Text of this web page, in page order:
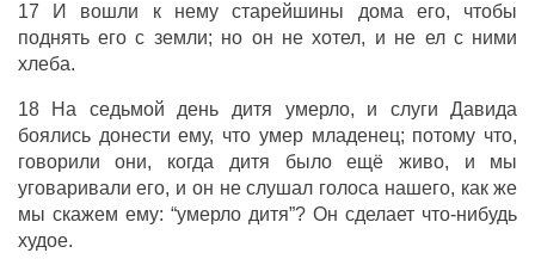
17 И вошли к нему старейшины дома его, чтобы
поднять его с земли; но он не хотел, и не ел с ними
хлеба.
18 На седьмой день дитя умерло, и слуги Давида
боялись донести ему, что умер младенец; потому что,
говорили они, когда дитя было ещё живо, и мы
уговаривали его, и он не слушал голоса нашего, как же
мы скажем ему: “умерло дитя”? Он сделает что-нибудь
худое.